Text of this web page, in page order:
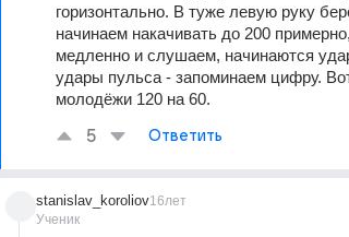
горизонтально. В туже левую руку
начинаем накачивать до 200
медленно и слушаем, начинаются
удары пульса - запоминаем цифру.
молодёжи 120 на 60.
5 Ответить
stanislav_koroliov
Ученик
16лет